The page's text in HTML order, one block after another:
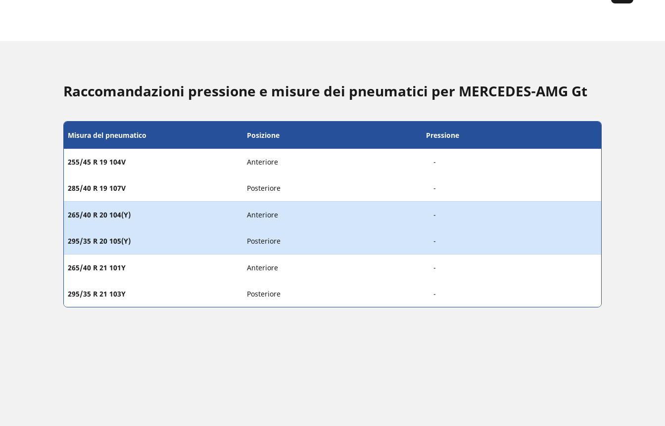
Raccomandazioni pressione e misure dei pneumatici per MERCEDES-AMG Gt
Misura del pneumatico Posizione Pressione
255/45 R 19 104V Anteriore -
285/40 R 19 107V Posteriore -
265/40 R 20 104(Y) Anteriore -
295/35 R 20 105(Y) Posteriore -
265/40 R 21 101Y Anteriore -
295/35 R 21 103Y Posteriore -